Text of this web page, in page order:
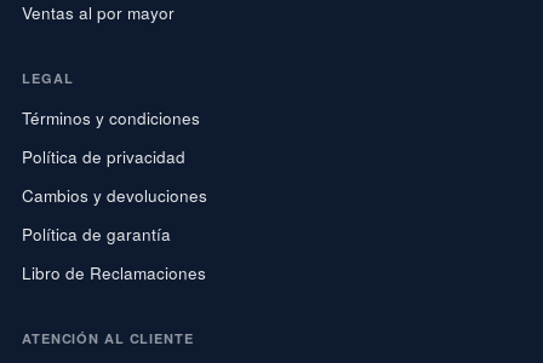
Ventas al por mayor
LEGAL
Términos y condiciones
Política de privacidad
Cambios y devoluciones
Política de garantía
Libro de Reclamaciones
ATENCIÓN AL CLIENTE